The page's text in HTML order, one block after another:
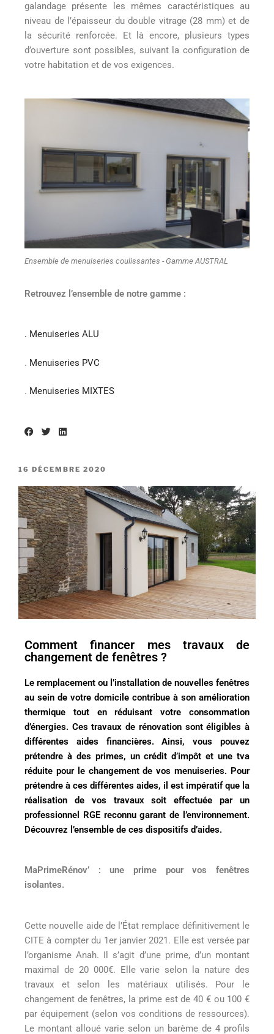
galandage présente les mêmes caractéristiques au
niveau de l’épaisseur du double vitrage (28 mm) et de
la sécurité renforcée. Et là encore, plusieurs types
d’ouverture sont possibles, suivant la configuration de
votre habitation et de vos exigences.
Ensemble de menuiseries coulissantes - Gamme AUSTRAL
Retrouvez l’ensemble de notre gamme :
. Menuiseries ALU
. Menuiseries PVC
. Menuiseries MIXTES
16 DÉCEMBRE 2020
Comment financer mes travaux de
changement de fenêtres ?
Le remplacement ou l’installation de nouvelles fenêtres
au sein de votre domicile contribue à son amélioration
thermique tout en réduisant votre consommation
d’énergies. Ces travaux de rénovation sont éligibles à
différentes aides financières. Ainsi, vous pouvez
prétendre à des primes, un crédit d’impôt et une tva
réduite pour le changement de vos menuiseries. Pour
prétendre à ces différentes aides, il est impératif que la
réalisation de vos travaux soit effectuée par un
professionnel RGE reconnu garant de l’environnement.
Découvrez l’ensemble de ces dispositifs d’aides.
MaPrimeRénov’ : une prime pour vos fenêtres
isolantes.
Cette nouvelle aide de l’État remplace définitivement le
CITE à compter du 1er janvier 2021. Elle est versée par
l’organisme Anah. Il s’agit d’une prime, d’un montant
maximal de 20 000€. Elle varie selon la nature des
travaux et selon les matériaux utilisés. Pour le
changement de fenêtres, la prime est de 40 € ou 100 €
par équipement (selon vos conditions de ressources).
Le montant alloué varie selon un barème de 4 profils